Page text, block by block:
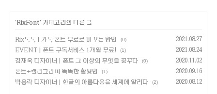
'RixFont' 카테고리의 다른 글
Rix톡톡 | 카톡 폰트 무료로 바꾸는 방법 (0) 2021.08.27
EVENT | 폰트 구독서비스 1개월 무료! (1) 2021.08.24
김재욱 디자이너 | 폰트 그 이상의 무엇을 꿈꾸다 (0) 2020.11.02
폰트+캘리그라피 똑똑한 활용법 (1) 2020.09.16
박용락 디자이너 | 한글의 아름다움을 세계에 알리다 (2) 2020.08.12